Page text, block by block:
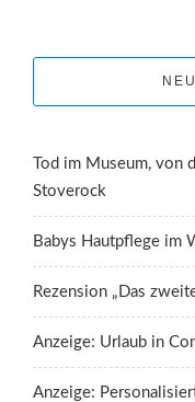
Tod im Museum,
Stoverock
Babys Hautpflege im
Rezension „Das
Anzeige: Urlaub in
Anzeige: